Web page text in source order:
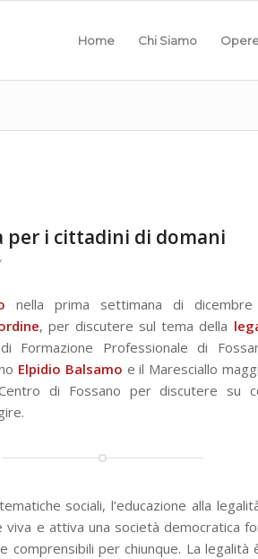
Home Chi Siamo
per i cittadini di domani
nella prima settimana di dicembre
, per discutere sul tema della
Formazione Professionale di
Elpidio Balsamo e il Maresciallo
di Fossano per discutere su
sociali, l’educazione alla
e attiva una società democratica
per chiunque. La legalità